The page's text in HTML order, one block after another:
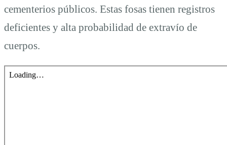
cementerios públicos. Estas fosas tienen registros
deficientes y alta probabilidad de extravío de
cuerpos.